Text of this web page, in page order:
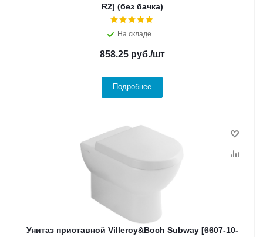
R2] (без бачка)
На складе
858.25руб./шт
Подробнее
Унитаз приставной Villeroy&Boch Subway [6607-10-